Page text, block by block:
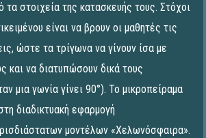
στοιχεία της κατασκευής τους. Στόχοι
είναι να βρουν οι μαθητές τις
ώστε τα τρίγωνα να γίνουν ίσα με
και να διατυπώσουν δικά τους
μια γωνία γίνει 90°). Το μικροπείραμα
διαδικτυακή εφαρμογή
μοντέλων «Χελωνόσφαιρα».